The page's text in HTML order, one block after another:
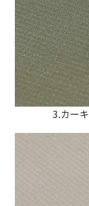
3.カーキ